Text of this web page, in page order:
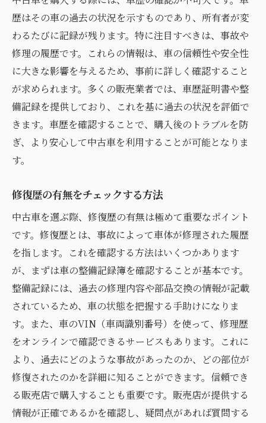
歴はその車の過去の状況を示すものであり、所有者が変
わるたびに記録が残ります。特に注目すべきは、事故や
修理の履歴です。これらの情報は、車の信頼性や安全性
に大きな影響を与えるため、事前に詳しく確認すること
が求められます。多くの販売業者では、車歴証明書や整
備記録を提供しており、これを基に過去の状況を評価で
きます。車歴を確認することで、購入後のトラブルを防
ぎ、より安心して中古車を利用することが可能となりま
す。
修復歴の有無をチェックする方法
中古車を選ぶ際、修復歴の有無は極めて重要なポイント
です。修復歴とは、事故によって車体が修理された履歴
を指します。これを確認する方法はいくつかあります
が、まずは車の整備記録簿を確認することが基本です。
整備記録には、過去の修理内容や部品交換の情報が記載
されているため、車の状態を把握する手助けになりま
す。また、車のVIN（車両識別番号）を使って、修理歴
をオンラインで確認できるサービスもあります。これに
より、過去にどのような事故があったのか、どの部位が
修復されたのかを詳細に知ることができます。信頼でき
る販売店で購入することも重要です。販売店が提供する
情報が正確であるかを確認し、疑問点があれば質問する